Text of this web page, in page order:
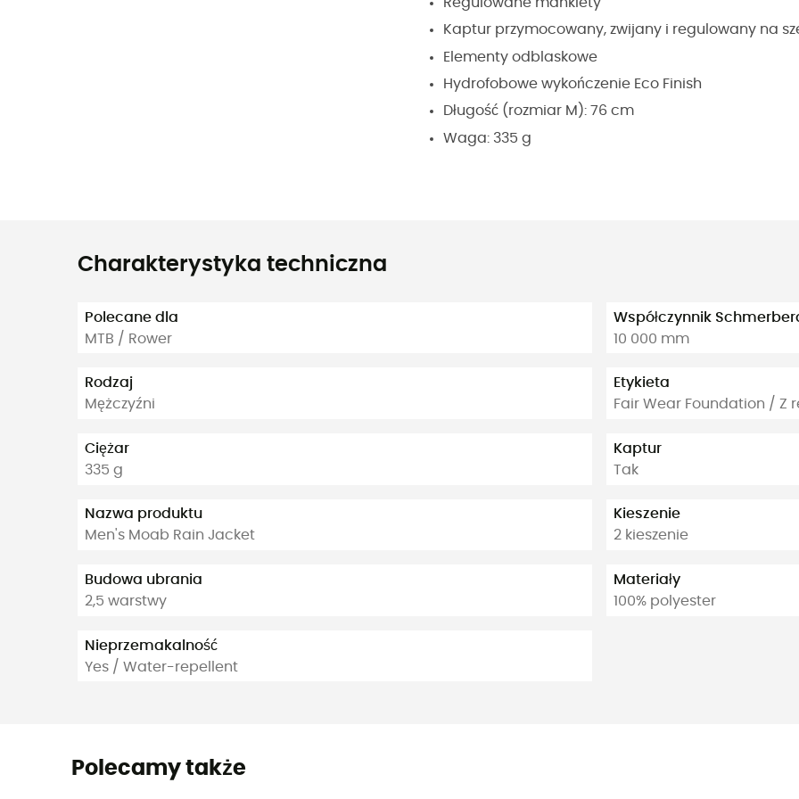
Kaptur przymocowany, zwijany i regulowany na
Elementy odblaskowe
Hydrofobowe wykończenie Eco Finish
Długość (rozmiar M): 76 cm
Waga: 335 g
Charakterystyka techniczna
Polecane dla
MTB / Rower
Rodzaj
Mężczyźni
Ciężar
335 g
Nazwa produktu
Men's Moab Rain Jacket
Budowa ubrania
2,5 warstwy
Nieprzemakalność
Yes / Water-repellent
Współczynnik
10 000 mm
Etykieta
Fair Wear Foundation / Z
Kaptur
Tak
Kieszenie
2 kieszenie
Materiały
100% polyester
Polecamy także